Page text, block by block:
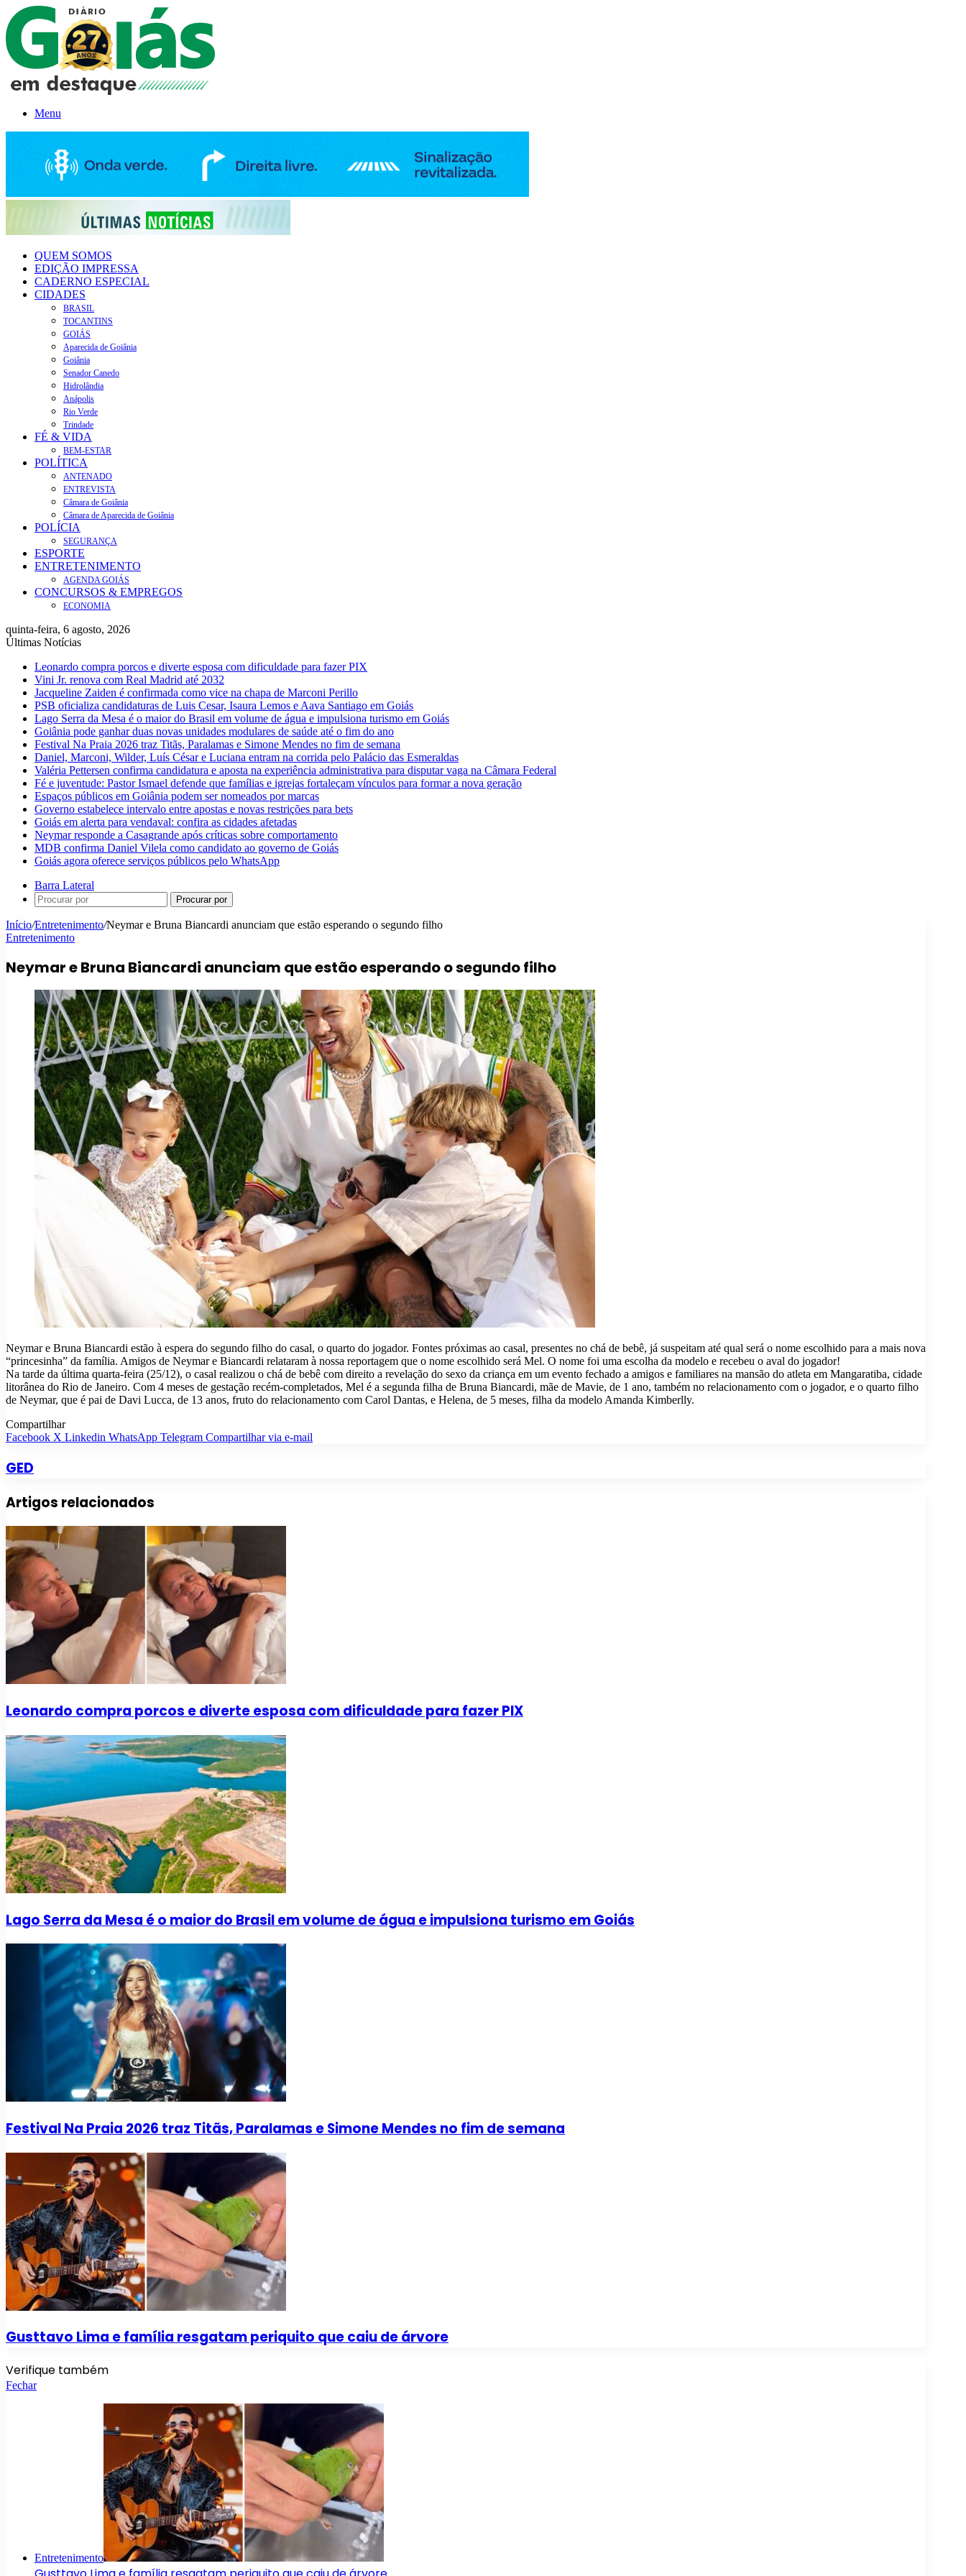
Menu
QUEM SOMOS
EDIÇÃO IMPRESSA
CADERNO ESPECIAL
CIDADES
BRASIL
TOCANTINS
GOIÁS
Aparecida de Goiânia
Goiânia
Senador Canedo
Hidrolândia
Anápolis
Rio Verde
Trindade
FÉ & VIDA
BEM-ESTAR
POLÍTICA
ANTENADO
ENTREVISTA
Câmara de Goiânia
Câmara de Aparecida de Goiânia
POLÍCIA
SEGURANÇA
ESPORTE
ENTRETENIMENTO
AGENDA GOIÁS
CONCURSOS & EMPREGOS
ECONOMIA
quinta-feira, 6 agosto, 2026
Últimas Notícias
Leonardo compra porcos e diverte esposa com dificuldade para fazer PIX
Vini Jr. renova com Real Madrid até 2032
Jacqueline Zaiden é confirmada como vice na chapa de Marconi Perillo
PSB oficializa candidaturas de Luis Cesar, Isaura Lemos e Aava Santiago em Goiás
Lago Serra da Mesa é o maior do Brasil em volume de água e impulsiona turismo em Goiás
Goiânia pode ganhar duas novas unidades modulares de saúde até o fim do ano
Festival Na Praia 2026 traz Titãs, Paralamas e Simone Mendes no fim de semana
Daniel, Marconi, Wilder, Luís César e Luciana entram na corrida pelo Palácio das Esmeraldas
Valéria Pettersen confirma candidatura e aposta na experiência administrativa para disputar vaga na Câmara Federal
Fé e juventude: Pastor Ismael defende que famílias e igrejas fortaleçam vínculos para formar a nova geração
Espaços públicos em Goiânia podem ser nomeados por marcas
Governo estabelece intervalo entre apostas e novas restrições para bets
Goiás em alerta para vendaval: confira as cidades afetadas
Neymar responde a Casagrande após críticas sobre comportamento
MDB confirma Daniel Vilela como candidato ao governo de Goiás
Goiás agora oferece serviços públicos pelo WhatsApp
Barra Lateral
Procurar por
Início/Entretenimento/Neymar e Bruna Biancardi anunciam que estão esperando o segundo filho
Entretenimento
Neymar e Bruna Biancardi anunciam que estão esperando o segundo filho
Neymar e Bruna Biancardi estão à espera do segundo filho do casal, o quarto do jogador. Fontes próximas ao casal, presentes no chá de bebê, já suspeitam até qual será o nome escolhido para a mais nova
“princesinha” da família. Amigos de Neymar e Biancardi relataram à nossa reportagem que o nome escolhido será Mel. O nome foi uma escolha da modelo e recebeu o aval do jogador!
Na tarde da última quarta-feira (25/12), o casal realizou o chá de bebê com direito a revelação do sexo da criança em um evento fechado a amigos e familiares na mansão do atleta em Mangaratiba, cidade
litorânea do Rio de Janeiro. Com 4 meses de gestação recém-completados, Mel é a segunda filha de Bruna Biancardi, mãe de Mavie, de 1 ano, também no relacionamento com o jogador, e o quarto filho
de Neymar, que é pai de Davi Lucca, de 13 anos, fruto do relacionamento com Carol Dantas, e Helena, de 5 meses, filha da modelo Amanda Kimberlly.
Compartilhar
Facebook X Linkedin WhatsApp Telegram Compartilhar via e-mail
GED
Artigos relacionados
Leonardo compra porcos e diverte esposa com dificuldade para fazer PIX
Lago Serra da Mesa é o maior do Brasil em volume de água e impulsiona turismo em Goiás
Festival Na Praia 2026 traz Titãs, Paralamas e Simone Mendes no fim de semana
Gusttavo Lima e família resgatam periquito que caiu de árvore
Verifique também
Fechar
Entretenimento